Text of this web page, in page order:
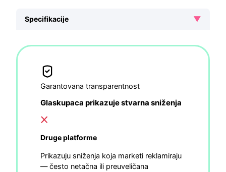
Specifikacije ▼
Garantovana transparentnost
Glaskupaca prikazuje stvarna sniženja
Druge platforme
Prikazuju sniženja koja marketi reklamiraju
— često netačna ili preuveličana